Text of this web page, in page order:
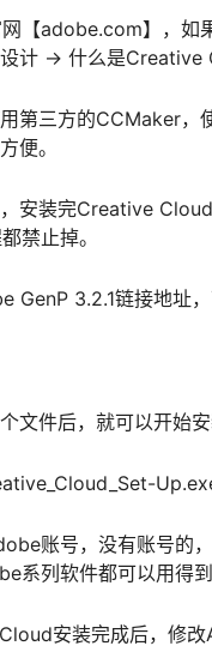
【adobe.com】，如
计 -> 什么是Creative
第三方的CCMaker
便。
安装完Creative
禁止掉。
GenP 3.2.1链接地址
文件后，就可以开始
账号，没有账号的
系列软件都可以用得到
安装完成后，修